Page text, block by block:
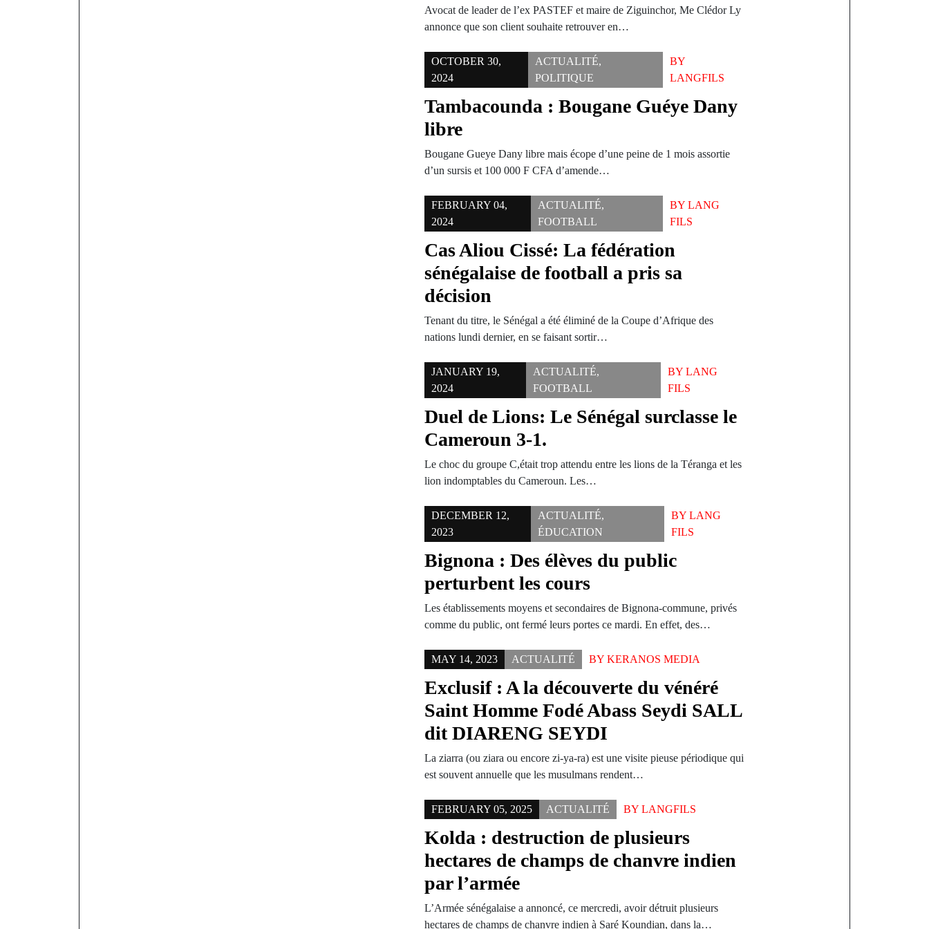
Avocat de leader de l’ex PASTEF et maire de Ziguinchor, Me Clédor Ly
annonce que son client souhaite retrouver en…
OCTOBER 30,
2024
ACTUALITÉ,
POLITIQUE
BY
LANGFILS
Tambacounda : Bougane Guéye Dany
libre
Bougane Gueye Dany libre mais écope d’une peine de 1 mois assortie
d’un sursis et 100 000 F CFA d’amende…
FEBRUARY 04,
2024
ACTUALITÉ,
FOOTBALL
BY LANG
FILS
Cas Aliou Cissé: La fédération
sénégalaise de football a pris sa
décision
Tenant du titre, le Sénégal a été éliminé de la Coupe d’Afrique des
nations lundi dernier, en se faisant sortir…
JANUARY 19,
2024
ACTUALITÉ,
FOOTBALL
BYLANG
FILS
Duel de Lions: Le Sénégal surclasse le
Cameroun 3-1.
Le choc du groupe C,était trop attendu entre les lions de la Téranga et les
lion indomptables du Cameroun. Les…
DECEMBER 12,
2023
ACTUALITÉ,
ÉDUCATION
BYLANG
FILS
Bignona : Des élèves du public
perturbent les cours
Les établissements moyens et secondaires de Bignona-commune, privés
comme du public, ont fermé leurs portes ce mardi. En effet, des…
MAY 14, 2023 ACTUALITÉ BYKERANOS MEDIA
Exclusif : A la découverte du vénéré
Saint Homme Fodé Abass Seydi SALL
dit DIARENG SEYDI
La ziarra (ou ziara ou encore zi-ya-ra) est une visite pieuse périodique qui
est souvent annuelle que les musulmans rendent…
FEBRUARY 05, 2025 ACTUALITÉ BYLANGFILS
Kolda : destruction de plusieurs
hectares de champs de chanvre indien
par l’armée
L’Armée sénégalaise a annoncé, ce mercredi, avoir détruit plusieurs
hectares de champs de chanvre indien à Saré Koundian, dans la…